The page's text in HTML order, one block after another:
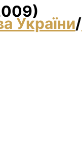
України/